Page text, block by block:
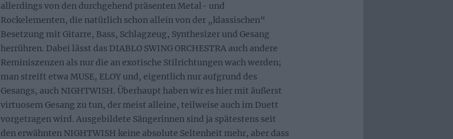
allerdings von den durchgehend präsenten Metal- und
Rockelementen, die natürlich schon allein von der „klassischen“
Besetzung mit Gitarre, Bass, Schlagzeug, Synthesizer und Gesang
herrühren. Dabei lässt das DIABLO SWING ORCHESTRA auch andere
Reminiszenzen als nur die an exotische Stilrichtungen wach werden;
man streift etwa MUSE, ELOY und, eigentlich nur aufgrund des
Gesangs, auch NIGHTWISH. Überhaupt haben wir es hier mit äußerst
virtuosem Gesang zu tun, der meist alleine, teilweise auch im Duett
vorgetragen wird. Ausgebildete Sängerinnen sind ja spätestens seit
den erwähnten NIGHTWISH keine absolute Seltenheit mehr, aber dass